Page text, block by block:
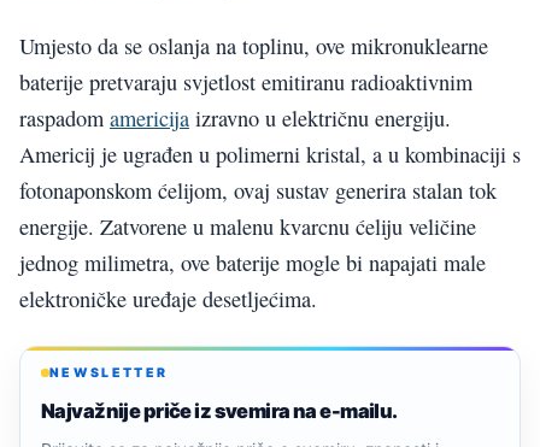
Umjesto da se oslanja na toplinu, ove mikronuklearne
baterije pretvaraju svjetlost emitiranu radioaktivnim
raspadom americija izravno u električnu energiju.
Americij je ugrađen u polimerni kristal, a u kombinaciji s
fotonaponskom ćelijom, ovaj sustav generira stalan tok
energije. Zatvorene u malenu kvarcnu ćeliju veličine
jednog milimetra, ove baterije mogle bi napajati male
elektroničke uređaje desetljećima.
NEWSLETTER
Najvažnije priče iz svemira na e-mailu.